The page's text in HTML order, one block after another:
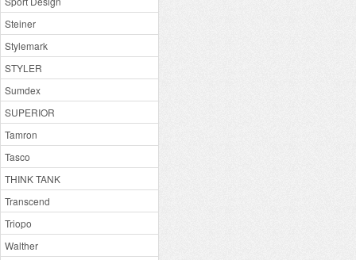
Steiner
Stylemark
STYLER
Sumdex
SUPERIOR
Tamron
Tasco
THINK TANK
Transcend
Triopo
Walther